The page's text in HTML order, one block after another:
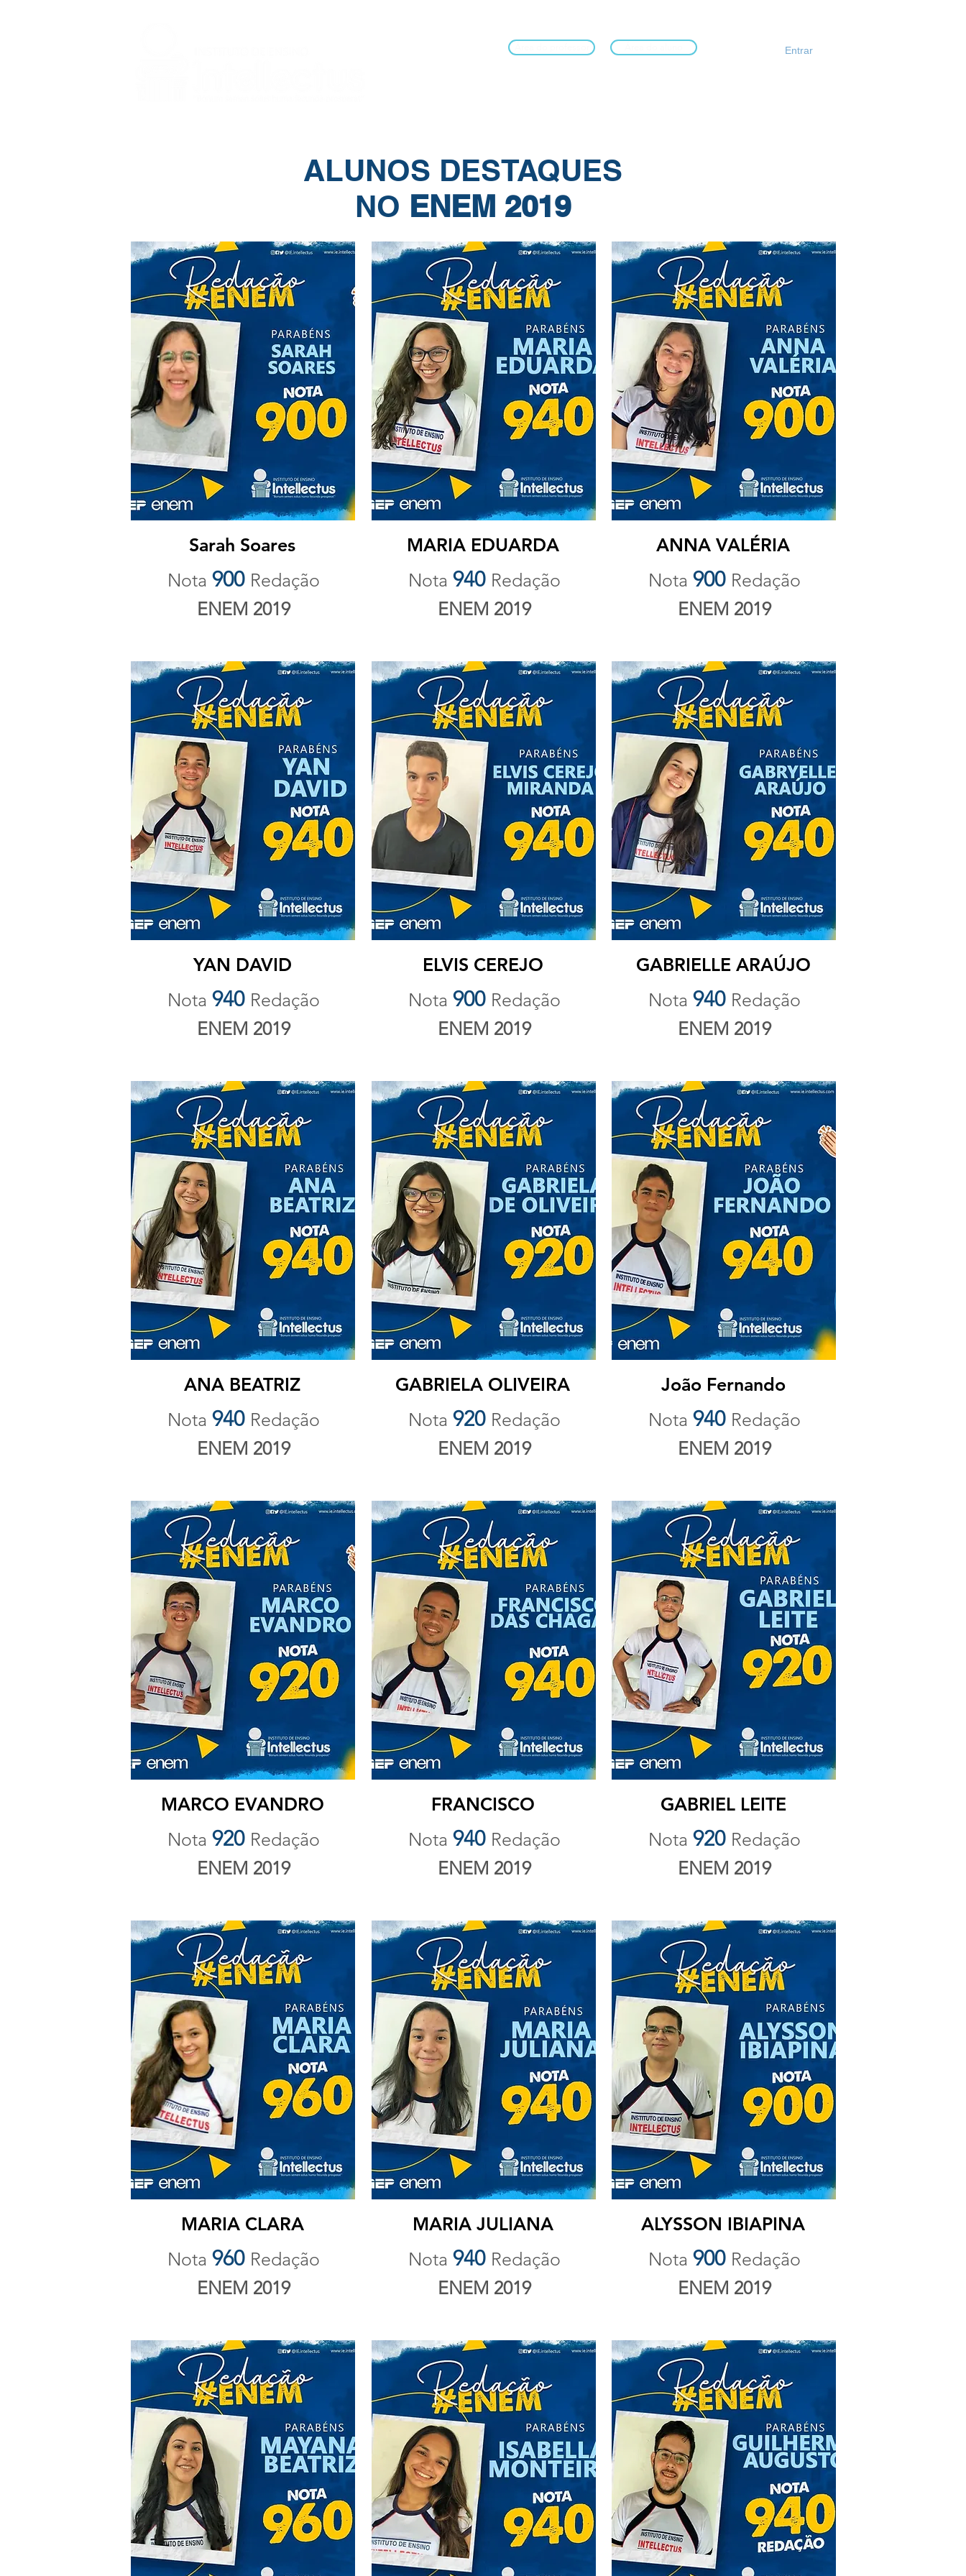
Entrar
ALUNOS DESTAQUES
NO ENEM 2019
Sarah Soares
Nota 900 Redação
ENEM 2019
YAN DAVID
Nota 940 Redação
ENEM 2019
ANA BEATRIZ
Nota 940 Redação
ENEM 2019
MARCO EVANDRO
Nota 920 Redação
ENEM 2019
MARIA CLARA
Nota 960 Redação
ENEM 2019
MARIA EDUARDA
Nota 940 Redação
ENEM 2019
ELVIS CEREJO
Nota 900 Redação
ENEM 2019
GABRIELA OLIVEIRA
Nota 920 Redação
ENEM 2019
FRANCISCO
Nota 940 Redação
ENEM 2019
MARIA JULIANA
Nota 940 Redação
ENEM 2019
ANNA VALÉRIA
Nota 900 Redação
ENEM 2019
GABRIELLE ARAÚJO
Nota 940 Redação
ENEM 2019
João Fernando
Nota 940 Redação
ENEM 2019
GABRIEL LEITE
Nota 920 Redação
ENEM 2019
ALYSSON IBIAPINA
Nota 900 Redação
ENEM 2019